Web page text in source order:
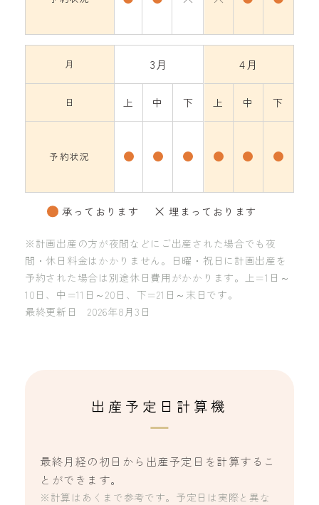
月
日
予約状況
3月
上 中 下
4月
上 中 下
承っております 埋まっております
※計画出産の方が夜間などにご出産された場合でも夜
間・休日料金はかかりません。日曜・祝日に計画出産を
予約された場合は別途休日費用がかかります。上=1日～
10日、中=11日～20日、下=21日～末日です。
最終更新日 2026年8月3日
出産予定日計算機
最終月経の初日から出産予定日を計算するこ
とができます。
※計算はあくまで参考です。予定日は実際と異な